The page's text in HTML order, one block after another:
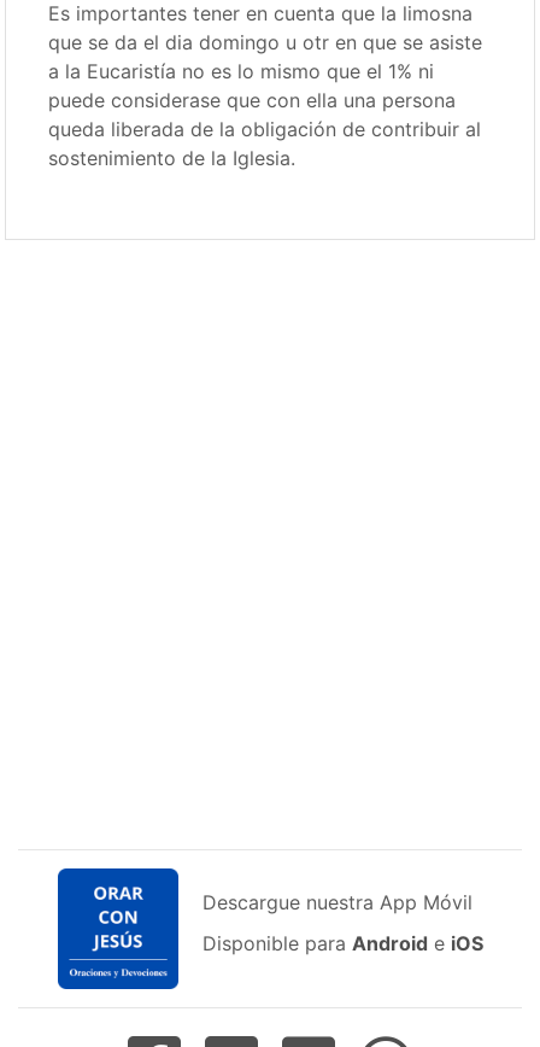
Es importantes tener en cuenta que la limosna
que se da el dia domingo u otr en que se asiste
a la Eucaristía no es lo mismo que el 1% ni
puede considerase que con ella una persona
queda liberada de la obligación de contribuir al
sostenimiento de la Iglesia.
Descargue nuestra App Móvil
Disponible para Android e iOS